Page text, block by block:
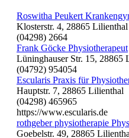
Roswitha Peukert
Klosterstr. 4, 28865 Lilienthal
(04298) 2664
Frank Göcke Physiotherapeut
Lüninghauser Str. 15, 28865
(04792) 954054
Escularis Praxis für
Hauptstr. 7, 28865 Lilienthal
(04298) 465965
https://www.escularis.de
rothgeber physiotherapie
Goebelstr. 49, 28865